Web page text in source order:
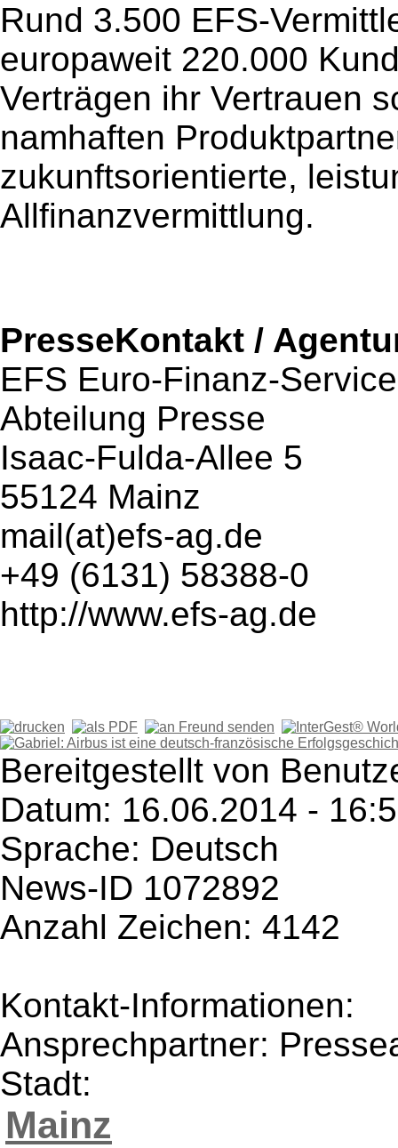
Rund 3.500 EFS-
europaweit 220.000
Verträgen ihr Vertrauen
namhaften
zukunftsorientierte,
Allfinanzvermittlung.
PresseKontakt /
EFS Euro-Finanz-
Abteilung Presse
Isaac-Fulda-Allee 5
55124 Mainz
mail(at)efs-ag.de
+49 (6131) 58388-0
http://www.efs-ag.de
Bereitgestellt von
Datum: 16.06.2014 -
Sprache: Deutsch
News-ID 1072892
Anzahl Zeichen: 4142
Kontakt-Informationen:
Ansprechpartner:
Stadt:
Mainz